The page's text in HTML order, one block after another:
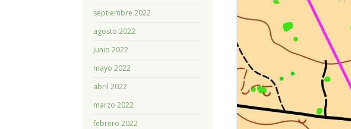
septiembre 2022
agosto 2022
junio 2022
mayo 2022
abril 2022
marzo 2022
febrero 2022